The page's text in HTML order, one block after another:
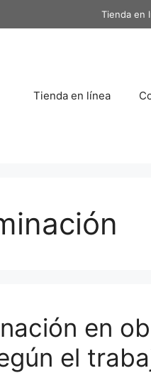
Tienda en
Tienda en línea
en
el